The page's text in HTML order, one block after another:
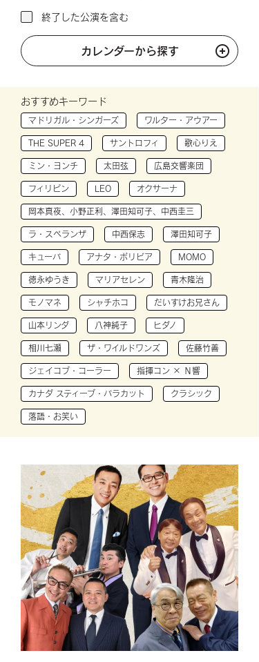
カレンダーから探す
終了した公演を含む
おすすめキーワード
マドリガル・シンガーズ ワルター・アウアー
THE SUPER 4 サントロフィ 歌心りえ
ミン・ヨンチ 太田弦 広島交響楽団
フィリピン LEO オクサーナ
岡本真夜、小野正利、澤田知可子、中西圭三
ラ・スペランザ 中西保志 澤田知可子
キューバ アナタ・ボリビア MOMO
徳永ゆうき マリアセレン 青木隆治
モノマネ シャチホコ だいすけお兄さん
山本リンダ 八神純子 ヒダノ
相川七瀬 ザ・ワイルドワンズ 佐藤竹善
ジェイコブ・コーラー 指揮コン × Ｎ響
カナダ スティーブ・バラカット クラシック
落語・お笑い